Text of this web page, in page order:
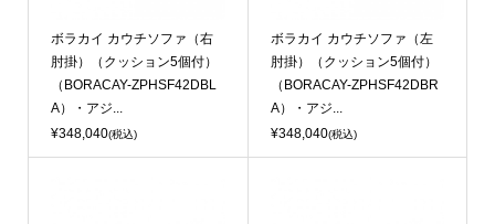
ボラカイ カウチソファ（右
肘掛）（クッション5個付）
（BORACAY-ZPHSF42DBL
A）・アジ...
¥348,040(税込)
ボラカイ カウチソファ（左
肘掛）（クッション5個付）
（BORACAY-ZPHSF42DBR
A）・アジ...
¥348,040(税込)